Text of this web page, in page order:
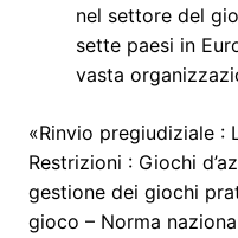
nel settore del
sette paesi in
vasta
«Rinvio pregiudiziale :
Restrizioni : Giochi
gestione dei giochi
gioco – Norma